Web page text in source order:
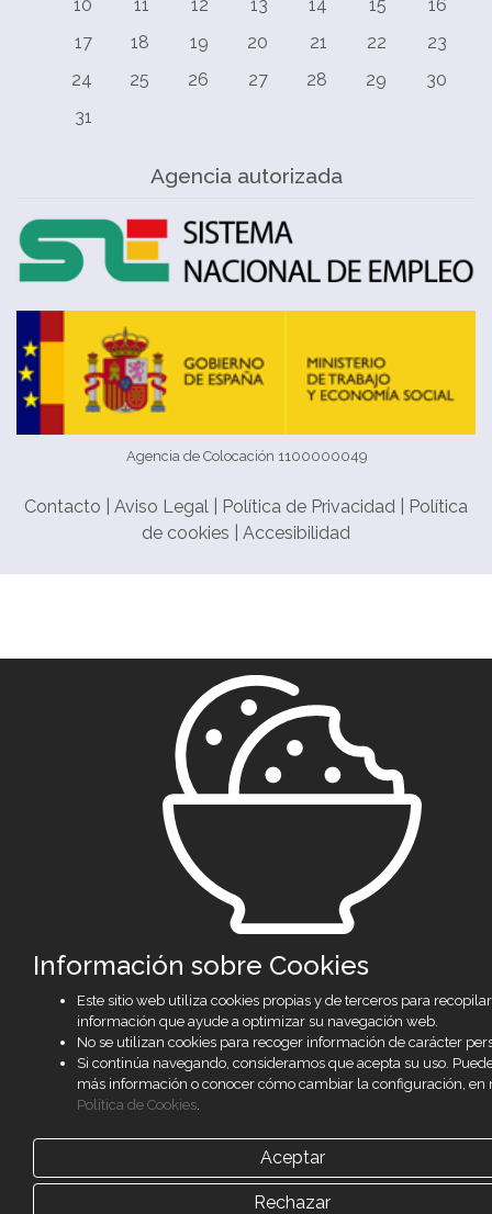
10
11 12 13 14 15
16
17
18 19 20 21 22
23
24
25 26 27 28 29
30
31
Agencia autorizada
Agencia de Colocación 1100000049
Contacto Aviso Legal Política de Privacidad
Política
de cookies
Accesibilidad
Información sobre Cookies
Este sitio web utiliza cookies propias y de terceros para recopilar
información que ayude a optimizar su navegación web.
No se utilizan cookies para recoger información de carácter
Si continúa navegando, consideramos que acepta su uso.
más información o conocer cómo cambiar la configuración, en
Política de Cookies.
Aceptar
Rechazar